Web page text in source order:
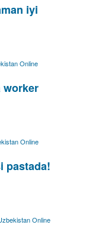
iyi
Online
worker
Online
pastada!
Online